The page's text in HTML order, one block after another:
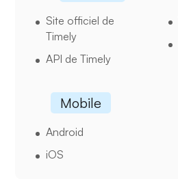
Site officiel de
Timely
API de Timely
Mobile
Android
iOS